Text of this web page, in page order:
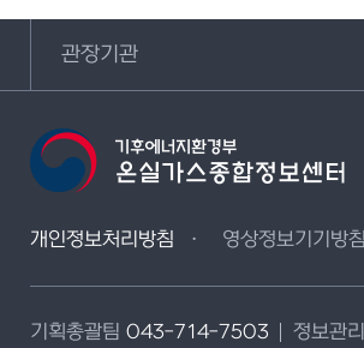
관장기관
개인정보처리방침 영상정보기기방침
기획총괄팀 043-714-7503 정보관